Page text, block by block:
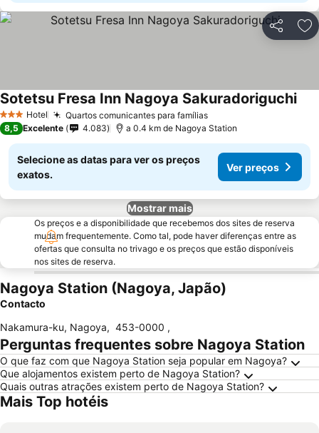
Partilhar
3 EstrelasHotel Quartos comunicantes para famílias
Sotetsu Fresa Inn Nagoya Sakuradoriguchi
8,5 Excelente 4.083 a 0.4 km de Nagoya Station
Selecione as datas para ver os preços
exatos.
Ver preços
Mostrar mais
Os preços e a disponibilidade que recebemos dos sites de reserva
mudam frequentemente. Como tal, pode haver diferenças entre as
ofertas que consulta no trivago e os preços que estão disponíveis
nos sites de reserva.
Nagoya Station (Nagoya, Japão)
Contacto
Nakamura-ku, Nagoya, 453-0000 ,
Perguntas frequentes sobre Nagoya Station
O que faz com que Nagoya Station seja popular em Nagoya?
Que alojamentos existem perto de Nagoya Station?
Quais outras atrações existem perto de Nagoya Station?
Mais Top hotéis